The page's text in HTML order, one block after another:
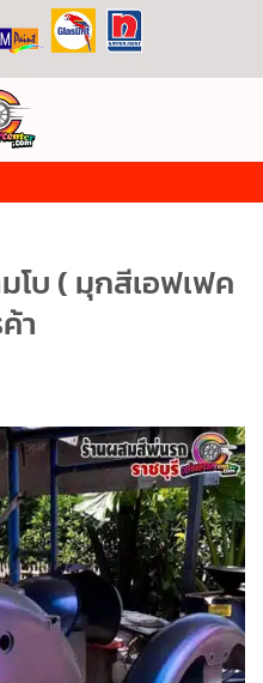
โบ ( มุกสีเอฟเฟค
า